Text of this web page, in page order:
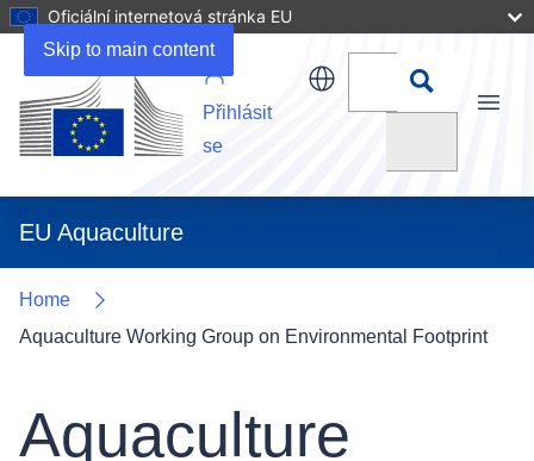
Skip to main content
Oficiální internetová stránka EU
Přihlásit
se
EU Aquaculture
Menu
Home
Aquaculture Working Group on Environmental Footprint
Aquaculture
Details